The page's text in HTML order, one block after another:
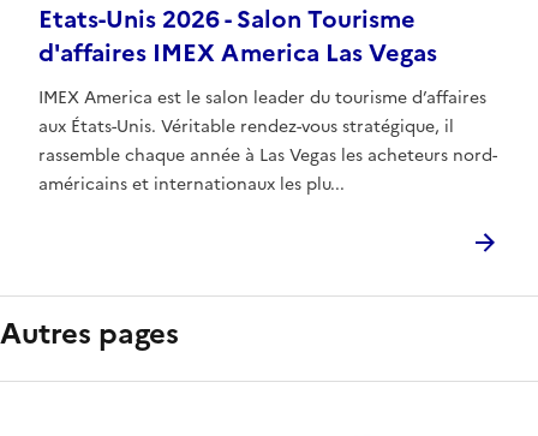
Etats-Unis 2026 - Salon Tourisme
d'affaires IMEX America Las Vegas
IMEX America est le salon leader du tourisme d’affaires
aux États-Unis. Véritable rendez-vous stratégique, il
rassemble chaque année à Las Vegas les acheteurs nord-
américains et internationaux les plu...
Autres pages